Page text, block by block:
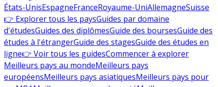
États-UnisEspagneFranceRoyaume-UniAllemagneSuisse
👉 Explorer tous les paysGuides par domaine
d'étudesGuides des diplômesGuide des boursesGuide des
études à l'étrangerGuide des stagesGuide des études en
ligne👉 Voir tous les guidesCommencer à explorer
Meilleurs pays au mondeMeilleurs pays
européensMeilleurs pays asiatiquesMeilleurs pays pour